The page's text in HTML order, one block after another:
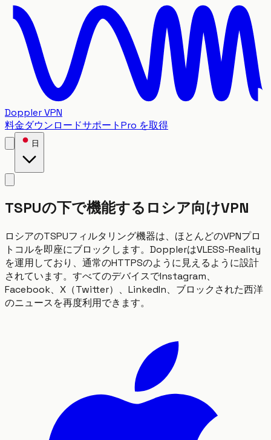
Doppler VPN
料金ダウンロードサポートPro を取得
日
TSPUの下で機能するロシア向けVPN
ロシアのTSPUフィルタリング機器は、ほとんどのVPNプロ
トコルを即座にブロックします。DopplerはVLESS-Reality
を運用しており、通常のHTTPSのように見えるように設計
されています。すべてのデバイスでInstagram、
Facebook、X（Twitter）、LinkedIn、ブロックされた西洋
のニュースを再度利用できます。